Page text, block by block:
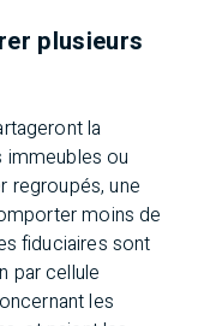
plusieurs
la
immeubles ou
regroupés, une
moins de
fiduciaires sont
par cellule
les